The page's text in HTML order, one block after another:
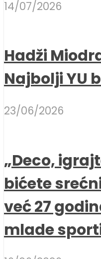
14/07/2026
Hadži
Najbolji YU
23/06/2026
„Deco,
bićete
već 27
mlade